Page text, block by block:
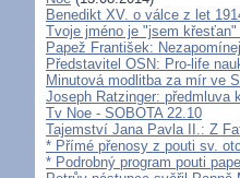
Benedikt XV. o válce z let
Tvoje jméno je "jsem
Papež František:
Představitel OSN: Pro-life
Minutová modlitba za mír ve
Joseph Ratzinger:
Tv Noe - SOBOTA 22.10
Tajemství Jana Pavla II.: Z
* Přímé přenosy z pouti sv.
* Podrobný program pouti